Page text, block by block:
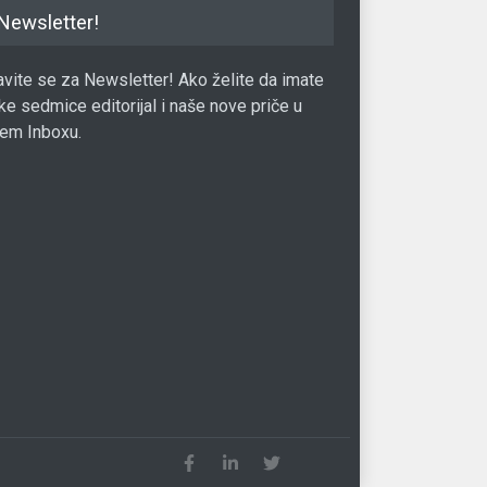
se za Newsletter! Ako želite da imate
sedmice editorijal i naše nove priče u
Inboxu.